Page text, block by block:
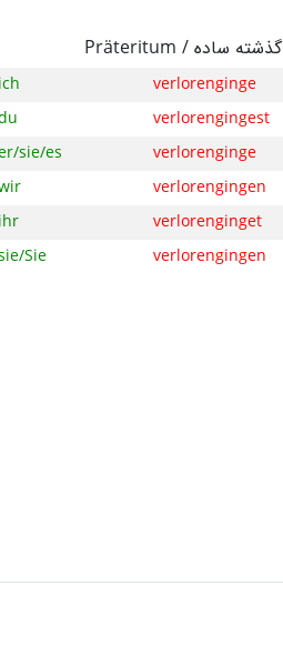
Präteritum / گذشته ساده
ich
verlorenginge
verlorengingest
sie/es
verlorenginge
verlorengingen
ihr
verlorenginget
Sie
verlorengingen